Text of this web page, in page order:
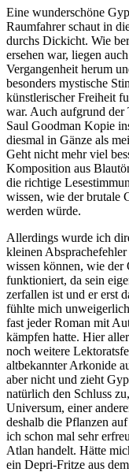
Eine wunderschöne
Raumfahrer schaut in
durchs Dickicht. Wie
ersehen war, liegen
Vergangenheit herum
besonders mystische
künstlerischer Freiheit
war. Auch aufgrund der
Saul Goodman Kopie
diesmal in Gänze als
Geht nicht mehr viel
Komposition aus
die richtige
wissen, wie der brutale
werden würde.
Allerdings wurde ich
kleinen
wissen können, wie der
funktioniert, da sein
zerfallen ist und er erst
fühlte mich
fast jeder Roman mit
kämpfen hatte. Hier
noch weitere
altbekannter Arkonide
aber nicht und zieht
natürlich den Schluss
Universum, einer
deshalb die Pflanzen
ich schon mal sehr
Atlan handelt. Hätte
ein Depri-Fritze aus